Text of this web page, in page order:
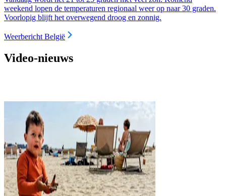
weekend lopen de temperaturen regionaal weer op naar 30 graden.
Voorlopig blijft het overwegend droog en zonnig.
Weerbericht België
Video-nieuws